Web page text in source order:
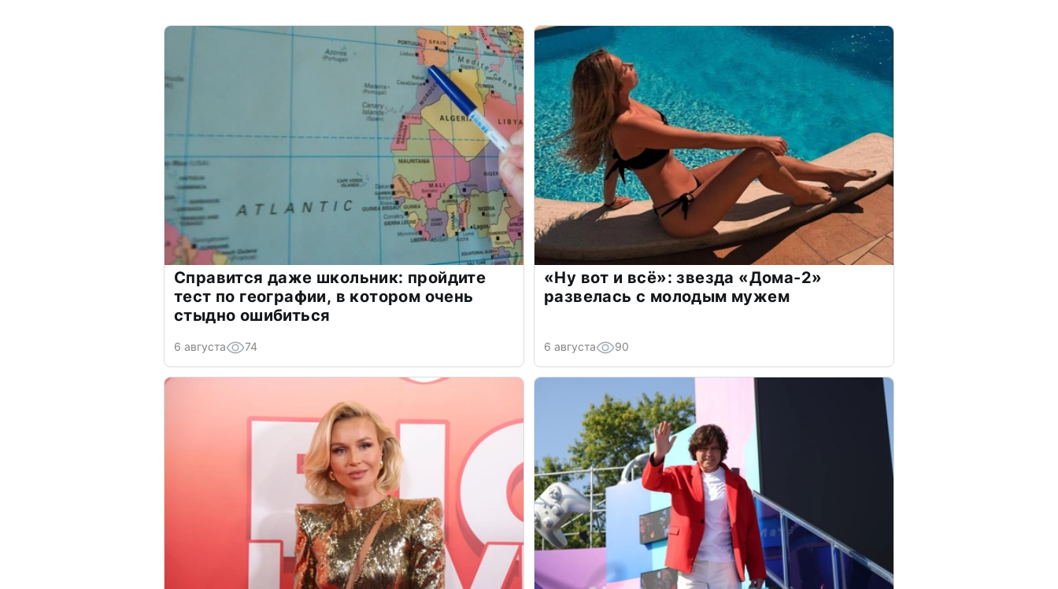
Справится даже школьник: пройдите
тест по географии, в котором очень
стыдно ошибиться
6 августа 74
«Ну вот и всё»: звезда «Дома-2»
развелась с молодым мужем
6 августа 90